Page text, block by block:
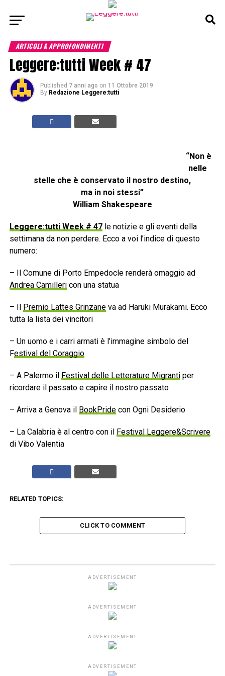
ARTICOLI & APPROFONDIMENTI
Leggere:tutti Week # 47
Published 7 anni ago on 11 Ottobre 2019
By Redazione Leggere:tutti
“Non è
nelle
stelle che è conservato il nostro destino,
ma in noi stessi”
William Shakespeare
Leggere:tutti Week # 47 le notizie e gli eventi della
settimana da non perdere. Ecco a voi l’indice di questo
numero:
– Il Comune di Porto Empedocle renderà omaggio ad
Andrea Camillericon una statua
– Il Premio Lattes Grinzaneva ad Haruki Murakami. Ecco
tutta la lista dei vincitori
– Un uomo e i carri armati è l’immagine simbolo del
Festival del Coraggio
– A Palermo il Festival delle Letterature Migrantiper
ricordare il passato e capire il nostro passato
– Arriva a Genova il BookPridecon Ogni Desiderio
– La Calabria è al centro con il Festival Leggere&Scrivere
di Vibo Valentia
RELATED TOPICS:
CLICK TO COMMENT
ADVERTISEMENT
ADVERTISEMENT
ADVERTISEMENT
ADVERTISEMENT